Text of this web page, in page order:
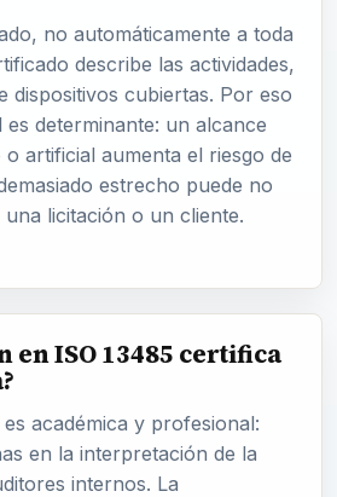
no automáticamente a toda
describe las actividades,
dispositivos cubiertas. Por eso
es determinante: un alcance
o artificial aumenta el riesgo de
estrecho puede no
licitación o un cliente.
en ISO 13485 certifica
académica y profesional:
en la interpretación de la
internos. La